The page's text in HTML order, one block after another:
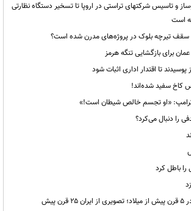
و تاسیس شرکتهای تراستی در اروپا تا تسخیر دستگاه نظارتی
است
سقف تیرچه بلوک در پروژه‌های مدرن شده است؟
برای بازگشایی تنگه هرمز
تا اقتدار اداری اثبات شود
کاخ سفید شده‌اند!
«او تجسم خالص شیطان است!»
را باطل کرد